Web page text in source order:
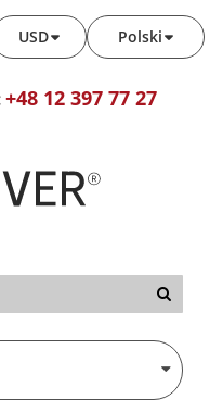
Polski
USD
+48 12 397 77 27